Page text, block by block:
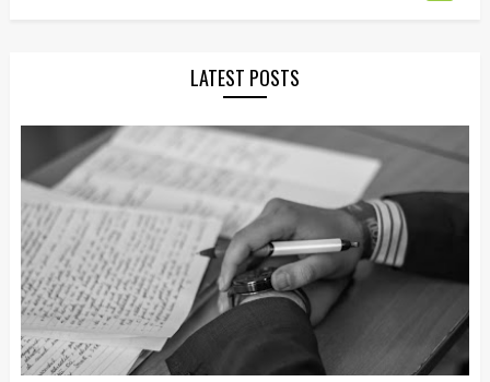
LATEST POSTS